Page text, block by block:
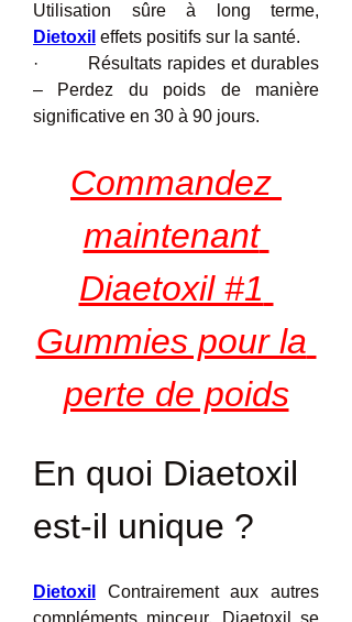
Dietoxil effets positifs sur la santé.
·         Résultats rapides et durables
– Perdez du poids de manière
significative en 30 à 90 jours.
Commandez
maintenant
Diaetoxil #1
Gummies pour la
perte de poids
En quoi Diaetoxil
est-il unique ?
Dietoxil
Contrairement aux autres
compléments minceur, Diaetoxil se